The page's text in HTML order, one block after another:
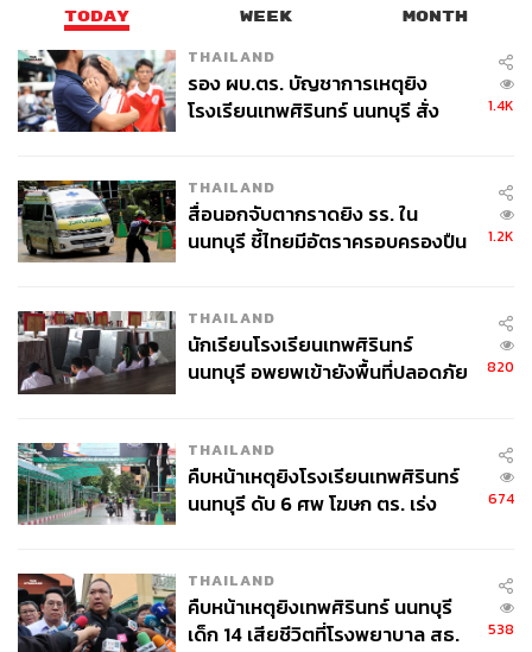
TODAY WEEK MONTH
THAILAND
รอง ผบ.ตร. บัญชาการเหตุยิง
โรงเรียนเทพศิรินทร์ นนทบุรี สั่ง
1.4K
THAILAND
สื่อนอกจับตากราดยิง รร. ใน
นนทบุรี ชี้ไทยมีอัตราครอบครองปืน
1.2K
THAILAND
นักเรียนโรงเรียนเทพศิรินทร์
นนทบุรี อพยพเข้ายังพื้นที่ปลอดภัย
820
THAILAND
คืบหน้าเหตุยิงโรงเรียนเทพศิรินทร์
นนทบุรี ดับ 6 ศพ โฆษก ตร. เร่ง
674
THAILAND
คืบหน้าเหตุยิงเทพศิรินทร์ นนทบุรี
เด็ก 14 เสียชีวิตที่โรงพยาบาล สธ.
538